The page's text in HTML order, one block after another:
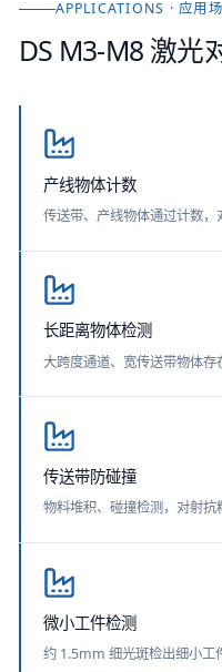
APPLICATIONS · 应用
DS M3-M8 激光
产线物体计数
传送带、产线物体通过计数，
长距离物体检测
大跨度通道、宽传送带物体存
传送带防碰撞
物料堆积、碰撞检测，对射抗
微小工件检测
约 1.5mm 细光斑检出细小工